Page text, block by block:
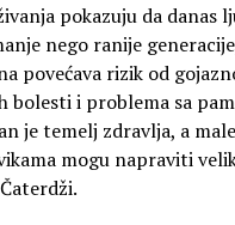
pokazuju da danas
nego ranije
povećava rizik od
bolesti i problema sa
je temelj zdravlja, a
mogu napraviti